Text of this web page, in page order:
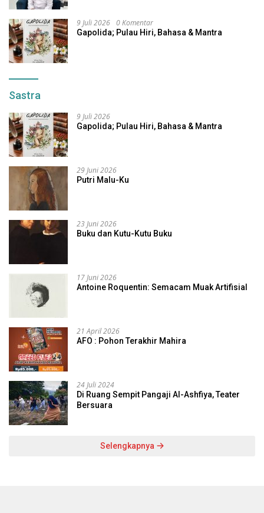
9 Juli 2026 0 Komentar
Gapolida; Pulau Hiri, Bahasa & Mantra
Sastra
9 Juli 2026
Gapolida; Pulau Hiri, Bahasa & Mantra
29 Juni 2026
Putri Malu-Ku
23 Juni 2026
Buku dan Kutu-Kutu Buku
17 Juni 2026
Antoine Roquentin: Semacam Muak Artifisial
21 April 2026
AFO : Pohon Terakhir Mahira
24 Juli 2024
Di Ruang Sempit Pangaji Al-Ashfiya, Teater
Bersuara
Selengkapnya